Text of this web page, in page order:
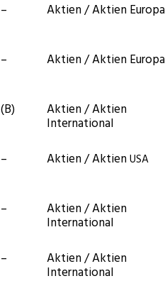
– Akti­en / Akti­en Europa
– Akti­en / Akti­en Europa
(B) Akti­en / Akti­en
International
– Akti­en / Akti­enUSA
– Akti­en / Akti­en
International
– Akti­en / Akti­en
International